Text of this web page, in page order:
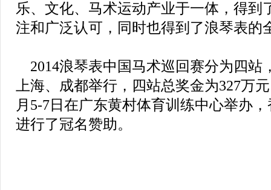
乐、文化、马术运动产业于一体，得到
注和广泛认可，同时也得到了浪琴表的
2014浪琴表中国马术巡回赛分为四站
上海、成都举行，四站总奖金为327万
月5-7日在广东黄村体育训练中心举办
进行了冠名赞助。